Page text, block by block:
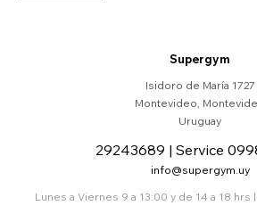
Supergym
Isidoro de María 1727
Montevideo,
Uruguay
29243689 | Service
info@supergym.uy
Lunes a Viernes 9 a 13:00 y de 14 a 18 hrs